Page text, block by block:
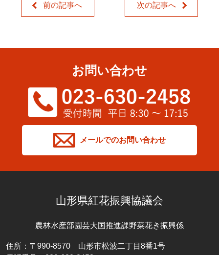
前の記事へ 次の記事へ
お問い合わせ
メールでのお問い合わせ
山形県紅花振興協議会
農林水産部園芸大国推進課野菜花き振興係
住所：〒990-8570 山形市松波二丁目8番1号